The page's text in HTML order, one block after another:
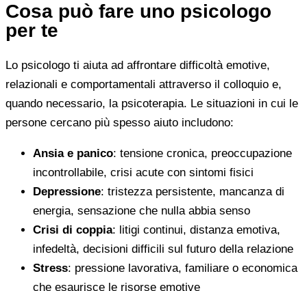
Cosa può fare uno psicologo
per te
Lo psicologo ti aiuta ad affrontare difficoltà emotive,
relazionali e comportamentali attraverso il colloquio e,
quando necessario, la psicoterapia. Le situazioni in cui le
persone cercano più spesso aiuto includono:
Ansia e panico: tensione cronica, preoccupazione
incontrollabile, crisi acute con sintomi fisici
Depressione: tristezza persistente, mancanza di
energia, sensazione che nulla abbia senso
Crisi di coppia: litigi continui, distanza emotiva,
infedeltà, decisioni difficili sul futuro della relazione
Stress: pressione lavorativa, familiare o economica
che esaurisce le risorse emotive